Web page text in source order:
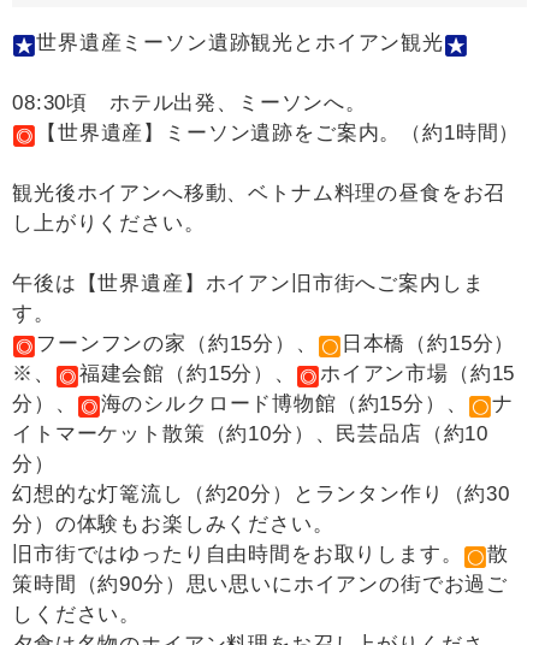
世界遺産ミーソン遺跡観光とホイアン観光
08:30頃 ホテル出発、ミーソンへ。
【世界遺産】ミーソン遺跡をご案内。（約1時間）
観光後ホイアンへ移動、ベトナム料理の昼食をお召
し上がりください。
午後は【世界遺産】ホイアン旧市街へご案内しま
す。
フーンフンの家（約15分）、
日本橋（約15分）
※、
福建会館（約15分）、
ホイアン市場（約15
分）、
海のシルクロード博物館（約15分）、
ナ
イトマーケット散策（約10分）、民芸品店（約10
分）
幻想的な灯篭流し（約20分）とランタン作り（約30
分）の体験もお楽しみください。
旧市街ではゆったり自由時間をお取りします。
散
策時間（約90分）思い思いにホイアンの街でお過ご
しください。